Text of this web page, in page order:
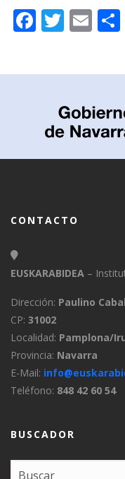
Facebook
Twitter
CONTACTO
EUSKARABIDEA –
Dirección: Paulino
CP: 31002
Localidad: Pamplona/
Provincia: Navarra
E-Mail:
Teléfono: 848 42 60 54
BUSCADOR